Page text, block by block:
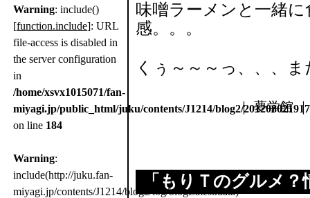
味噌ラーメンと一緒
感。。。
くぅ～～～っ、、、
｜ 夢学館
「 もりＴのグルメ？
Warning: include()
[function.include]: URL
file-access is disabled in
the server configuration
in
/home/xsvx1015071/fan-
miyagi.jp/public_html/juku/contents/J1214/blog2/
on line 184
Warning:
include(http://juku.fan-
miyagi.jp/contents/J1214/blog2/log/blogLatest.data)